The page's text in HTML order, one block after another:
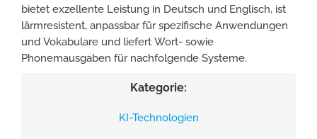
bietet exzellente Leistung in Deutsch und Englisch, ist
lärmresistent, anpassbar für spezifische Anwendungen
und Vokabulare und liefert Wort- sowie
Phonemausgaben für nachfolgende Systeme.
Kategorie:
KI-Technologien